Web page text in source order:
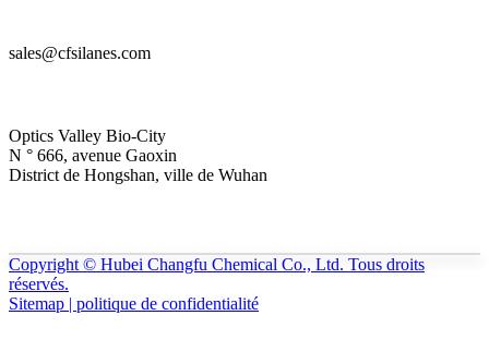
sales@cfsilanes.com
Optics Valley Bio-City
N ° 666, avenue Gaoxin
District de Hongshan, ville de Wuhan
Copyright © Hubei Changfu Chemical Co., Ltd. Tous droits
réservés.
Sitemap | politique de confidentialité